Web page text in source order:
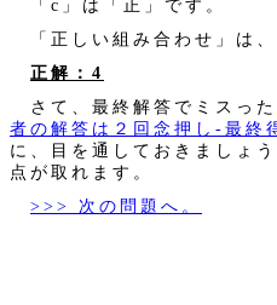
「c」は「正」です。
「正しい組み合わせ」は、
正解：4
さて、最終解答でミスった
者の解答は２回念押し‐最終
に、目を通しておきましょ
点が取れます。
>>> 次の問題へ。